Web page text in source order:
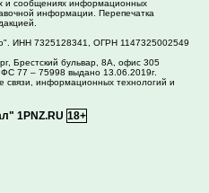
и сообщениях информационных
информации. Перепечатка
ИНН 7325128341, ОГРН 1147325002549
Брестский бульвар, 8А, офис 305
77 – 75998 выдано 13.06.2019г.
связи, информационных технологий и
1PNZ.RU 18+